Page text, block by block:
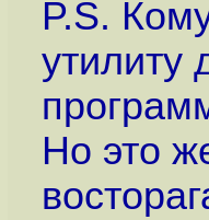
P.S.
утилиту
Но это